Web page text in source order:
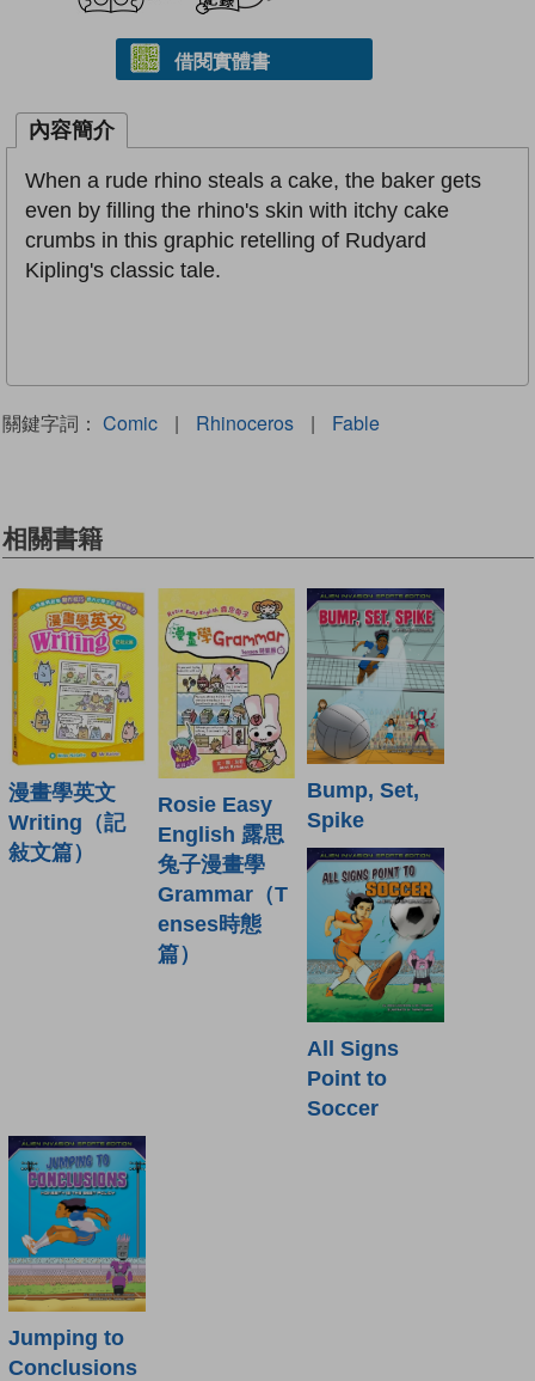
借閱實體書
內容簡介
When a rude rhino steals a cake, the baker gets
even by filling the rhino's skin with itchy cake
crumbs in this graphic retelling of Rudyard
Kipling's classic tale.
關鍵字詞： Comic | Rhinoceros | Fable
相關書籍
漫畫學英文
Writing（記
敍文篇）
Rosie Easy
English 露思
兔子漫畫學
Grammar（T
enses時態
篇）
Bump, Set,
Spike
All Signs
Point to
Soccer
Jumping to
Conclusions